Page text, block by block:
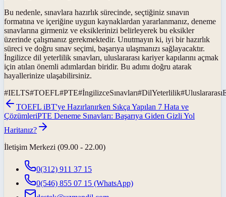
Bu nedenle, sınavlara hazırlık sürecinde, seçtiğiniz sınavın
formatına ve içeriğine uygun kaynaklardan yararlanmanız, deneme
sınavlarına girmeniz ve eksiklerinizi belirleyerek bu eksikler
üzerinde çalışmanız gerekmektedir. Unutmayın ki, iyi bir hazırlık
süreci ve doğru sınav seçimi, başarıya ulaşmanızı sağlayacaktır.
İngilizce dil yeterlilik sınavları, uluslararası kariyer kapılarını açmak
için atılan önemli adımlardan biridir. Bu adımı doğru atarak
hayallerinize ulaşabilirsiniz.
#IELTS#TOEFL#PTE#İngilizceSınavları#DilYeterlilik#
TOEFL iBT'ye Hazırlanırken Sıkça Yapılan 7 Hata ve
ÇözümleriPTE Deneme Sınavları: Başarıya Giden Gizli Yol
Haritanız?
İletişim Merkezi (09.00 - 22.00)
0(312) 911 37 15
0(546) 855 07 15 (WhatsApp)